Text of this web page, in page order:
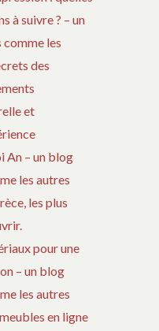
à suivre ? – un
les
des
et
An – un blog
les autres
les plus
pour une
– un blog
les autres
en ligne